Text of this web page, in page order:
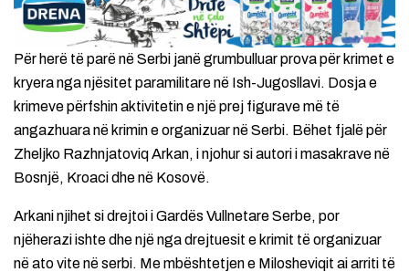
Për herë të parë në Serbi janë grumbulluar prova për krimet e
kryera nga njësitet paramilitare në Ish-Jugosllavi. Dosja e
krimeve përfshin aktivitetin e një prej figurave më të
angazhuara në krimin e organizuar në Serbi. Bëhet fjalë për
Zheljko Razhnjatoviq Arkan, i njohur si autori i masakrave në
Bosnjë, Kroaci dhe në Kosovë.
Arkani njihet si drejtoi i Gardës Vullnetare Serbe, por
njëherazi ishte dhe një nga drejtuesit e krimit të organizuar
në ato vite në serbi. Me mbështetjen e Milosheviqit ai arriti të